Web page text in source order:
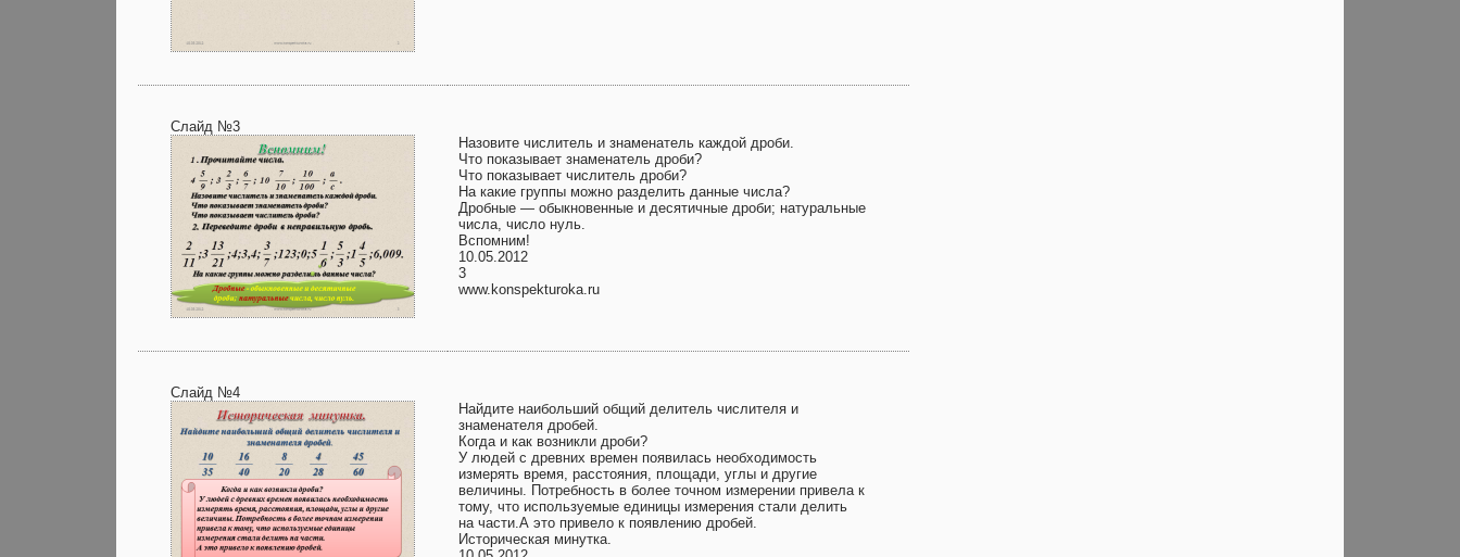
Слайд №3
Назовите числитель и знаменатель каждой дроби.
Что показывает знаменатель дроби?
Что показывает числитель дроби?
На какие группы можно разделить данные числа?
Дробные — обыкновенные и десятичные дроби; натуральные
числа, число нуль.
Вспомним!
10.05.2012
3
www.konspekturoka.ru
Слайд №4
Найдите наибольший общий делитель числителя и
знаменателя дробей.
Когда и как возникли дроби?
У людей с древних времен появилась необходимость
измерять время, расстояния, площади, углы и другие
величины. Потребность в более точном измерении привела к
тому, что используемые единицы измерения стали делить
на части.А это привело к появлению дробей.
Историческая минутка.